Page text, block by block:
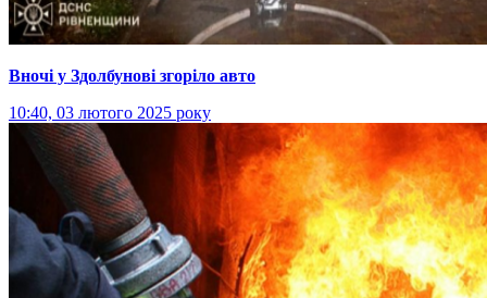
Вночі у Здолбунові згоріло авто
10:40, 03 лютого 2025 року